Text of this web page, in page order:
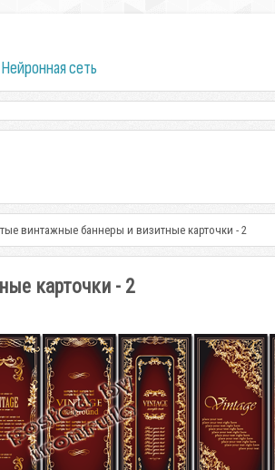
сеть
винтажные баннеры и визитные карточки - 2
карточки - 2